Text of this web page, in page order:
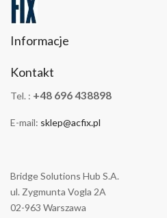
Informacje
Kontakt
Tel. : +48 696 438898
E-mail: sklep@acfix.pl
Bridge Solutions Hub S.A.
ul. Zygmunta Vogla 2A
02-963 Warszawa